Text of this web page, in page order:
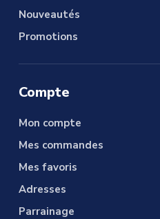
Nouveautés
Promotions
Compte
Mon compte
Mes commandes
Mes favoris
Adresses
Parrainage